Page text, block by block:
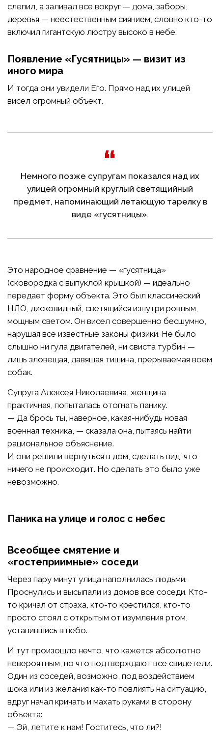
слепил, а заливал все вокруг — дома, заборы,
деревья — неестественным сиянием, словно кто-то
включил гигантскую люстру высоко в небе.
Появление «Гусятницы» — визит из
иного мира
И тогда они увидели Его. Прямо над их улицей
висел огромный объект.
Немного позже супругам показался над их
улицей огромный круглый светящийный
предмет, напоминающий летающую тарелку в
виде «гусятницы».
Это народное сравнение — «гусятница»
(сковородка с выпуклой крышкой) — идеально
передает форму объекта. Это был классический
НЛО, дисковидный, светящийся изнутри ровным,
мощным светом. Он висел совершенно бесшумно,
нарушая все известные законы физики. Не было
слышно ни гула двигателей, ни свиста турбин —
лишь зловещая, давящая тишина, прерываемая воем
собак.
Супруга Алексея Николаевича, женщина
практичная, попыталась отогнать панику.
— Да брось ты, наверное, какая-нибудь новая
военная техника, — сказала она, пытаясь найти
рациональное объяснение.
И они решили вернуться в дом, сделать вид, что
ничего не происходит. Но сделать это было уже
невозможно.
Паника на улице и голос с небес
Всеобщее смятение и
«гостеприимные» соседи
Через пару минут улица наполнилась людьми.
Проснулись и высыпали из домов все соседи. Кто-
то кричал от страха, кто-то крестился, кто-то
просто стоял с открытым от изумления ртом,
уставившись в небо.
И тут произошло нечто, что кажется абсолютно
невероятным, но что подтверждают все свидетели.
Один из соседей, возможно, под воздействием
шока или из желания как-то повлиять на ситуацию,
вдруг начал кричать и махать руками в сторону
объекта:
— Эй, летите к нам! Гоститесь, что ли?!